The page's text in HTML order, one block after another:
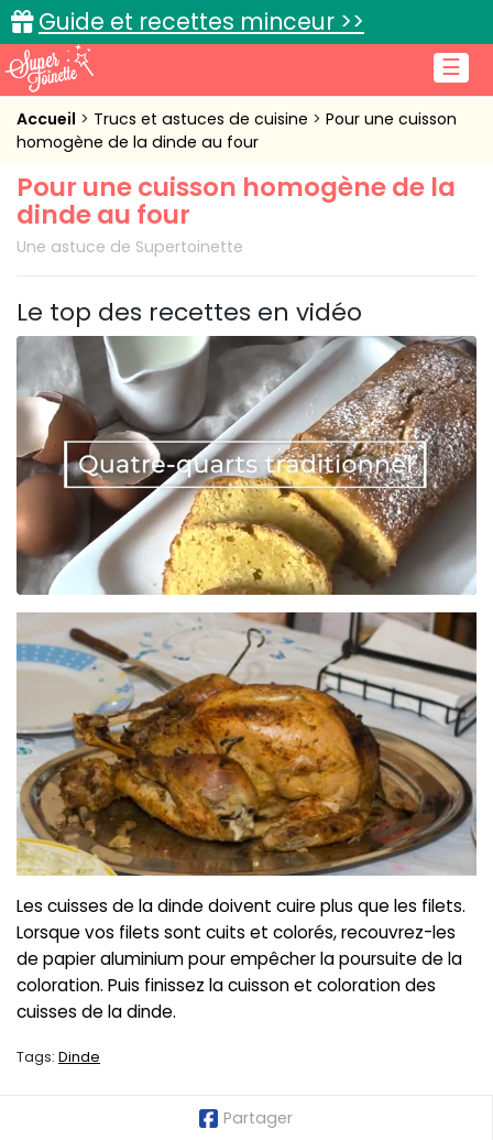
☰
Guide et recettes minceur >>
Accueil
Cuisine pratique
Connexion
Accueil Trucs et astuces de cuisine
Pour une cuisson
homogène de la dinde au four
Pour une cuisson homogène de la
dinde au four
Une astuce de Supertoinette
Le top des recettes en vidéo
Les cuisses de la dinde doivent cuire plus que les filets.
Lorsque vos filets sont cuits et colorés, recouvrez-les
de papier aluminium pour empêcher la poursuite de la
coloration. Puis finissez la cuisson et coloration des
cuisses de la dinde.
Tags: Dinde
Partager